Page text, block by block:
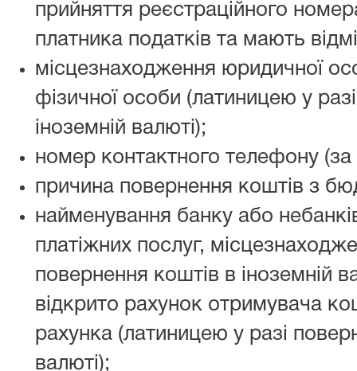
прийняття реєстраційного
платника податків та мають
місцезнаходження юридичної
фізичної особи (латиницею у
іноземній валюті);
номер контактного телефону
причина повернення коштів з
найменування банку або
платіжних послуг,
повернення коштів в іноземній
відкрито рахунок отримувача
рахунка (латиницею у разі
валюті);